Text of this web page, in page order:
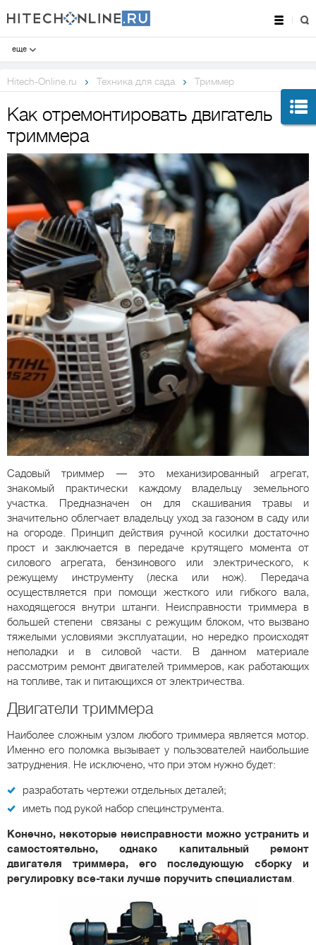
еще
Hitech-Online.ru Техника для сада Триммер
Как отремонтировать двигатель
триммера
Садовый триммер — это механизированный агрегат,
знакомый практически каждому владельцу земельного
участка. Предназначен он для скашивания травы и
значительно облегчает владельцу уход за газоном в саду или
на огороде. Принцип действия ручной косилки достаточно
прост и заключается в передаче крутящего момента от
силового агрегата, бензинового или электрического, к
режущему инструменту (леска или нож). Передача
осуществляется при помощи жесткого или гибкого вала,
находящегося внутри штанги. Неисправности триммера в
большей степени связаны с режущим блоком, что вызвано
тяжелыми условиями эксплуатации, но нередко происходят
неполадки и в силовой части. В данном материале
рассмотрим ремонт двигателей триммеров, как работающих
на топливе, так и питающихся от электричества.
Двигатели триммера
Наиболее сложным узлом любого триммера является мотор.
Именно его поломка вызывает у пользователей наибольшие
затруднения. Не исключено, что при этом нужно будет:
разработать чертежи отдельных деталей;
иметь под рукой набор специнструмента.
Конечно, некоторые неисправности можно устранить и
самостоятельно, однако капитальный ремонт
двигателя триммера, его последующую сборку и
регулировку все-таки лучше поручить специалистам.